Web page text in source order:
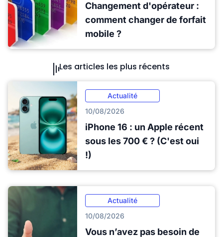
Changement d'opérateur :
comment changer de forfait
mobile ?
Les articles les plus récents
Actualité
10/08/2026
iPhone 16 : un Apple récent
sous les 700 € ? (C'est oui
!)
Actualité
10/08/2026
Vous n’avez pas besoin de